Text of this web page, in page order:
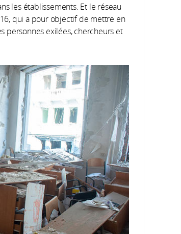
les établissements. Et le réseau
qui a pour objectif de mettre en
personnes exilées, chercheurs et